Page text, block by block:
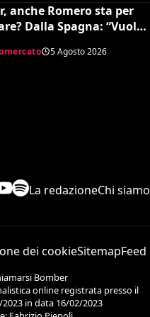
anche Romero sta per
Dalla Spagna: “Vuole
5 Agosto 2026
La redazioneChi siamo
dei cookieSitemapFeed
Bomber
online registrata presso il
in data 16/02/2023